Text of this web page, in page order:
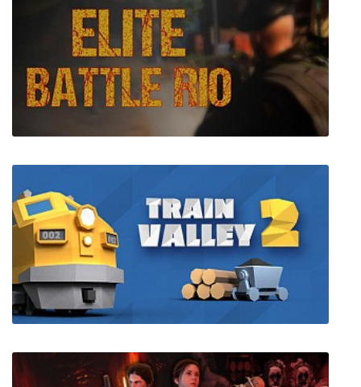
DUSK
Elite Battle : Rio